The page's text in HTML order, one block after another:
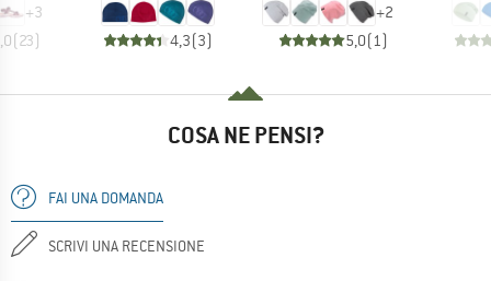
+3
(23) 4,3(3)
+2
5,0(1 )
COSA NE PENSI?
FAI UNA DOMANDA
SCRIVI UNA RECENSIONE